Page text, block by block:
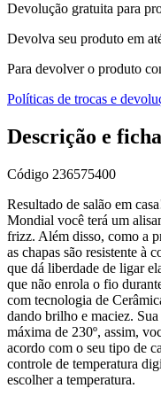
Devolução gratuita para
Devolva seu produto em
Para devolver o produto
Políticas de trocas e
Descrição e
Código 236575400
Resultado de salão em
Mondial você terá um
frizz. Além disso, como a
as chapas são resistente à
que dá liberdade de ligar
que não enrola o fio
com tecnologia de
dando brilho e maciez.
máxima de 230º, assim,
acordo com o seu tipo de
controle de temperatura
escolher a temperatura.